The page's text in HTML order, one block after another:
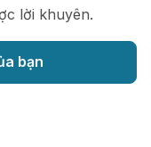
lời khuyên.
bạn